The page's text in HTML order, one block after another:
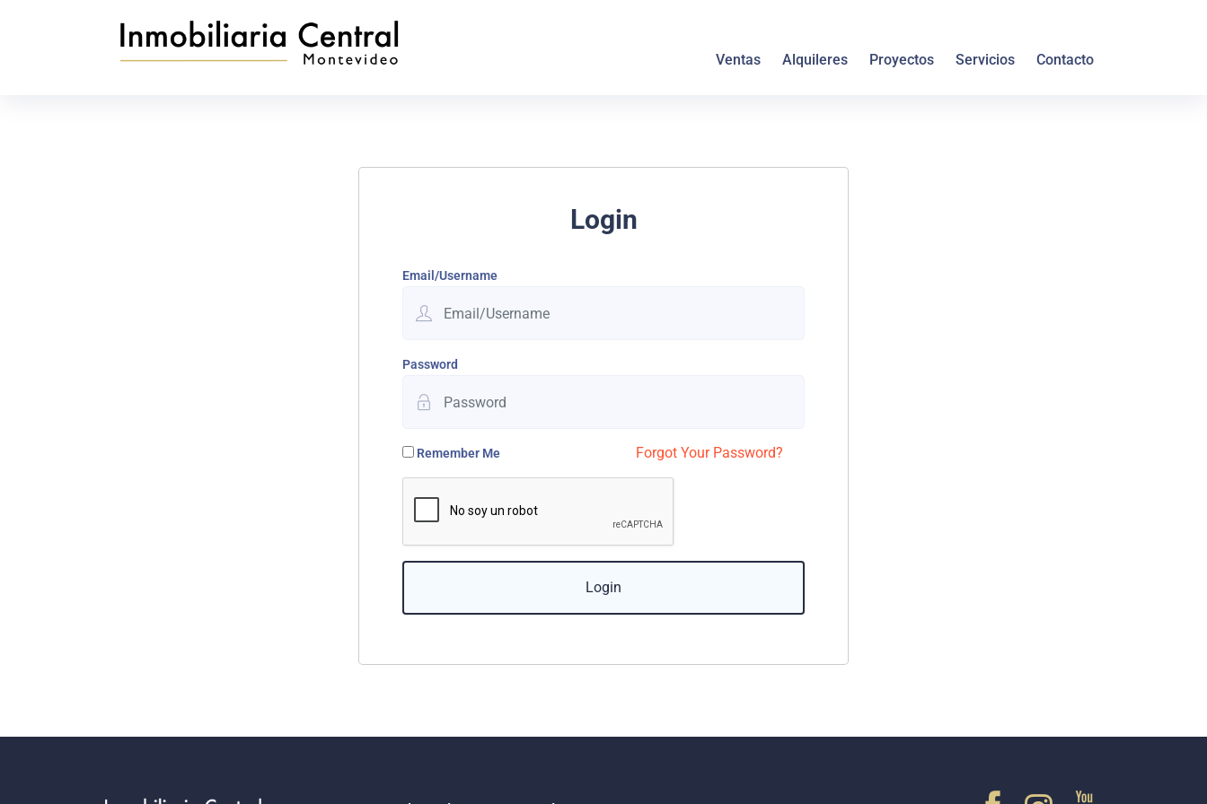
Ventas Alquileres Proyectos Servicios Contacto
Login
Email/Username
Password
Remember Me Forgot Your Password?
Login